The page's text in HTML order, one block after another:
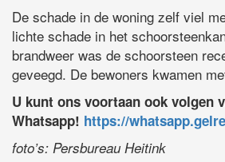
De schade in de woning zelf viel
lichte schade in het
brandweer was de schoorsteen
geveegd. De bewoners kwamen
U kunt ons voortaan ook volgen
Whatsapp! https://
foto’s: Persbureau Heitink